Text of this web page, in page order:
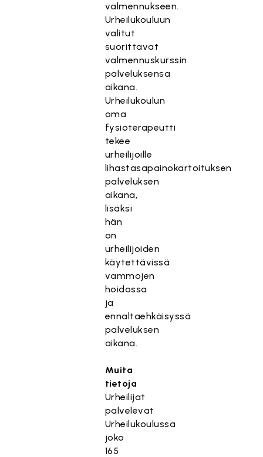
valmennukseen.
Urheilukouluun
valitut
suorittavat
valmennuskurssin
palveluksensa
aikana.
Urheilukoulun
oma
fysioterapeutti
tekee
urheilijoille
lihastasapainokartoituksen
palveluksen
aikana,
lisäksi
hän
on
urheilijoiden
käytettävissä
vammojen
hoidossa
ja
ennaltaehkäisyssä
palveluksen
aikana.
Muita
tietoja
Urheilijat
palvelevat
Urheilukoulussa
joko
165